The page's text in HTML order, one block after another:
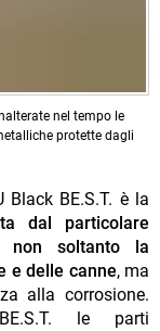
nel tempo le
protette dagli
Black BE.S.T. è la
dal particolare
non soltanto la
e delle canne, ma
alla corrosione.
le parti